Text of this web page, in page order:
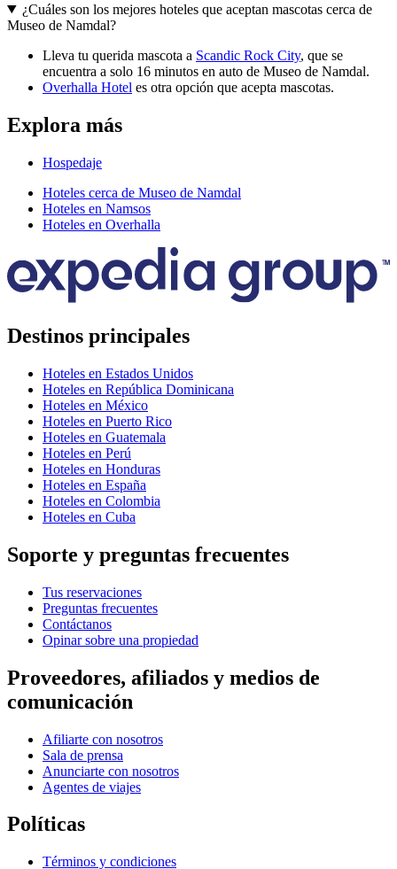
¿Cuáles son los mejores hoteles que aceptan mascotas cerca de
Museo de Namdal?
Lleva tu querida mascota a Scandic Rock City, que se
encuentra a solo 16 minutos en auto de Museo de Namdal.
Overhalla Hotel es otra opción que acepta mascotas.
Explora más
Hospedaje
Hoteles cerca de Museo de Namdal
Hoteles en Namsos
Hoteles en Overhalla
Destinos principales
Hoteles en Estados Unidos
Hoteles en República Dominicana
Hoteles en México
Hoteles en Puerto Rico
Hoteles en Guatemala
Hoteles en Perú
Hoteles en Honduras
Hoteles en España
Hoteles en Colombia
Hoteles en Cuba
Soporte y preguntas frecuentes
Tus reservaciones
Preguntas frecuentes
Contáctanos
Opinar sobre una propiedad
Proveedores, afiliados y medios de
comunicación
Afiliarte con nosotros
Sala de prensa
Anunciarte con nosotros
Agentes de viajes
Políticas
Términos y condiciones